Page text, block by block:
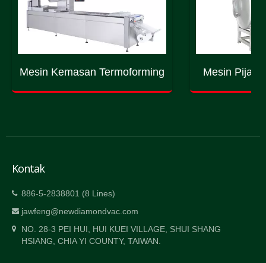
Mesin Kemasan Termoforming Mesin Pijat
Kontak
886-5-2838801 (8 Lines)
jawfeng@newdiamondvac.com
NO. 28-3 PEI HUI, HUI KUEI VILLAGE, SHUI SHANG
HSIANG, CHIA YI COUNTY, TAIWAN.